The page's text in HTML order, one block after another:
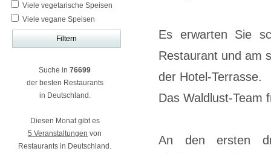
Viele vegetarische Speisen
Viele vegane Speisen
Suche in 76699
der besten Restaurants
in Deutschland.
Diesen Monat gibt es
5 Veranstaltungen von
Restaurants in Deutschland.
Es erwarten Sie
Restaurant und am
der Hotel-Terrasse.
Das Waldlust-Team
An den ersten